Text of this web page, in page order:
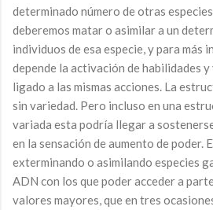
determinado número de otras
deberemos matar o asimilar a un
individuos de esa especie, y para más
depende la activación de habilidades
ligado a las mismas acciones. La
sin variedad. Pero incluso en una
variada esta podría llegar a
en la sensación de aumento de poder.
exterminando o asimilando especies
ADN con los que poder acceder a
valores mayores, que en tres